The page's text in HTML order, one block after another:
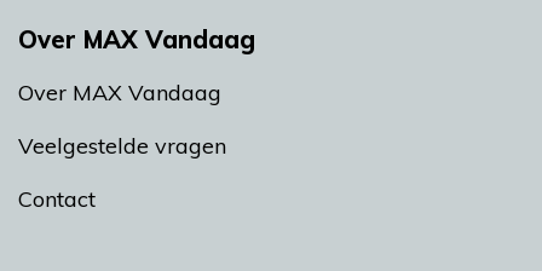
Over MAX Vandaag
Over MAX Vandaag
Veelgestelde vragen
Contact